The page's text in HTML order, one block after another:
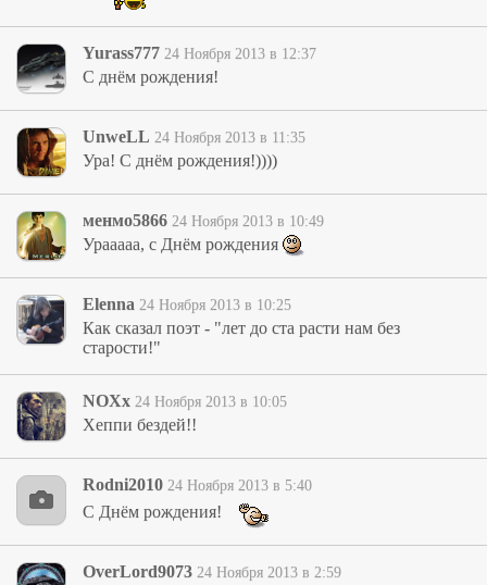
Yurass777 24 Ноября 2013 в 12:37
С днём рождения!
UnweLL 24 Ноября 2013 в 11:35
Ура! С днём рождения!))))
менмо5866 24 Ноября 2013 в 10:49
Урааааа, с Днём рождения
Elenna 24 Ноября 2013 в 10:25
Как сказал поэт - "лет до ста расти нам без
старости!"
NOXx 24 Ноября 2013 в 10:05
Хеппи бездей!!
Rodni2010 24 Ноября 2013 в 5:40
С Днём рождения!
OverLord9073 24 Ноября 2013 в 2:59